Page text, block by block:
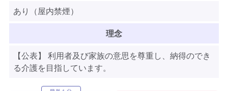
あり（屋内禁煙）
理念
【公表】 利用者及び家族の意思を尊重し、納得のでき
る介護を目指しています。